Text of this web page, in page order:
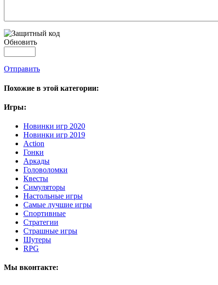
Обновить
Отправить
Похожие в этой категории:
Игры:
Новинки игр 2020
Новинки игр 2019
Action
Гонки
Аркады
Головоломки
Квесты
Симуляторы
Настольные игры
Самые лучшие игры
Спортивные
Стратегии
Страшные игры
Шутеры
RPG
Мы вконтакте: